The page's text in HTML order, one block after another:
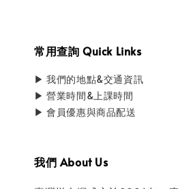
常用查詢 Quick Links
▶ 我們的地點&交通資訊
▶ 營業時間&上課時間
▶ 會員優惠與商品配送
我們 About Us